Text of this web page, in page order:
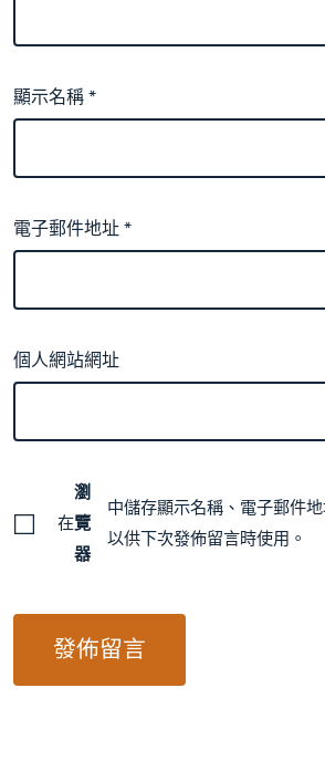
顯示名稱*
電子郵件地址*
個人網站網址
在
瀏
覽
器
中儲存顯示名稱、電子郵件
以供下次發佈留言時使用。